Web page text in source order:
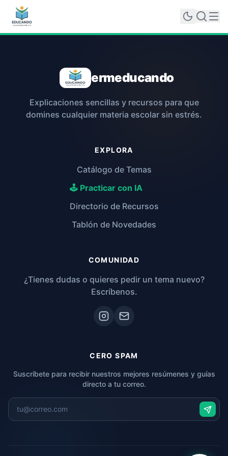
ermeducando
Explicaciones sencillas y recursos para que
domines cualquier materia escolar sin estrés.
EXPLORA
Catálogo de Temas
🕹️ Practicar con IA
Directorio de Recursos
Tablón de Novedades
COMUNIDAD
¿Tienes dudas o quieres pedir un tema nuevo?
Escríbenos.
CERO SPAM
Suscríbete para recibir nuestros mejores resúmenes y guías
directo a tu correo.